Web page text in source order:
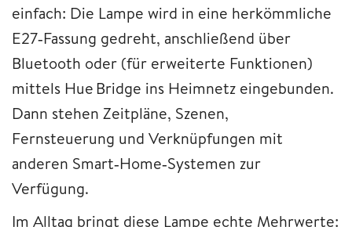
einfach: Die Lampe wird in eine herkömmliche
E27‑Fassung gedreht, anschließend über
Bluetooth oder (für erweiterte Funktionen)
mittels Hue Bridge ins Heimnetz eingebunden.
Dann stehen Zeitpläne, Szenen,
Fernsteuerung und Verknüpfungen mit
anderen Smart‑Home‑Systemen zur
Verfügung.
Im Alltag bringt diese Lampe echte Mehrwerte: